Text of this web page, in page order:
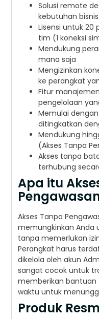
Solusi remote
kebutuhan
Lisensi untuk
tim (1 koneksi
Mendukung
mana saja
Mengizinkan
ke perangkat
Fitur
pengelolaan
Memulai
ditingkatkan
Mendukung
(Akses Tanpa
Akses tanpa
terhubung
Apa itu
Akses Tanpa
memungkinkan
tanpa memerlukan
Perangkat harus
dikelola oleh akun
sangat cocok untuk
memberikan
waktu untuk
Produk